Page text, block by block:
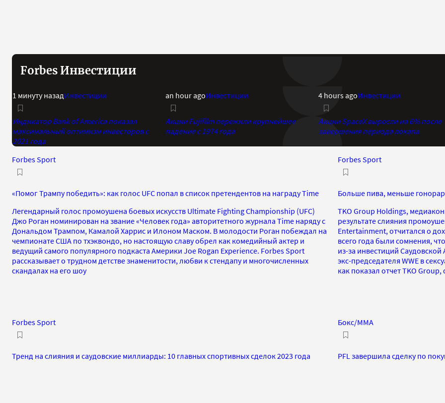
Forbes Инвестиции
1 минуту назадИнвестиции
Индикатор Bank of America показал
максимальный оптимизм инвесторов с
2021 года
an hour agoИнвестиции
Акции Fujifilm пережили крупнейшее
падение с 1974 года
4 hours agoИнвестиции
Акции SpaceX выросли на 6% после
завершения периода локапа
Forbes Sport
«Помог Трампу победить»: как голос UFC попал в список претендентов на награду Time
Легендарный голос промоушена боевых искусств Ultimate Fighting Championship (UFC)
Джо Роган номинирован на звание «Человек года» авторитетного журнала Time наряду с
Дональдом Трампом, Камалой Харрис и Илоном Маском. В молодости Роган побеждал на
чемпионате США по тхэквондо, но настоящую славу обрел как комедийный актер и
ведущий самого популярного подкаста Америки Joe Rogan Experience. Forbes Sport
рассказывает о трудном детстве знаменитости, любви к стендапу и многочисленных
скандалах на его шоу
Forbes Sport
Больше пива, меньше
TKO Group Holdings,
результате слияния
Entertainment, отчитался о
всего года были сомнения,
из-за инвестиций Саудовской
экс-председателя WWE в
как показал отчет TKO
Forbes Sport
Тренд на слияния и саудовские миллиарды: 10 главных спортивных сделок 2023 года
Бокс/MMA
PFL завершила сделку по